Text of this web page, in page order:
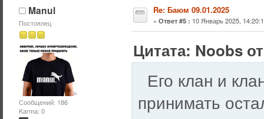
Manul
Постоялец
Сообщений: 186
Karma: 0
Re: Баюм 09.01.2025
« Ответ #5 : 10 Январь 2025,
Цитата: Noobs
Его клан и
принимать